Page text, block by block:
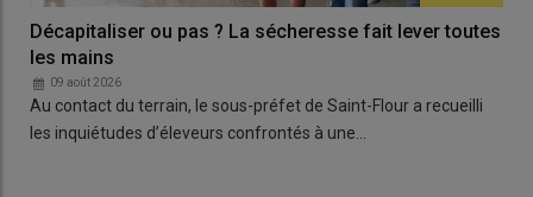
Décapitaliser ou pas ? La sécheresse fait lever toutes
les mains
09 août 2026
Au contact du terrain, le sous-préfet de Saint-Flour a recueilli
les inquiétudes d’éleveurs confrontés à une…